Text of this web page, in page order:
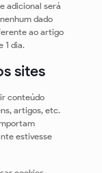
adicional será
dado
ao artigo
1 dia.
sites
conteúdo
artigos, etc.
estivesse